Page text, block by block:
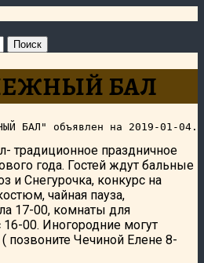
БАЛ
праздничное
года. Гостей ждут бальные
и Снегурочка, конкурс на
чайная пауза,
17-00, комнаты для
00. Иногородние могут
( позвоните Чечиной Елене 8-